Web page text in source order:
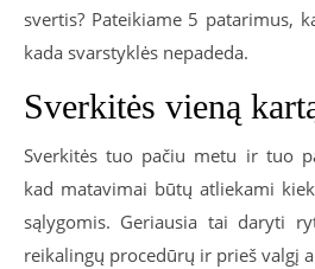
svertis? Pateikiame 5 patarimus,
kada svarstyklės nepadeda.
Sverkitės vieną
Sverkitės tuo pačiu metu ir tuo
kad matavimai būtų atliekami
sąlygomis. Geriausia tai daryti
reikalingų procedūrų ir prieš valgį